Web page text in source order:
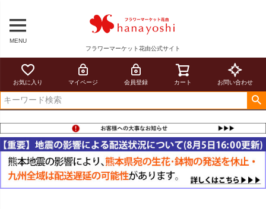
MENU
フラワーマーケット花由公式サイト
お気に入り マイページ 会員登録 カート お問い合わせ